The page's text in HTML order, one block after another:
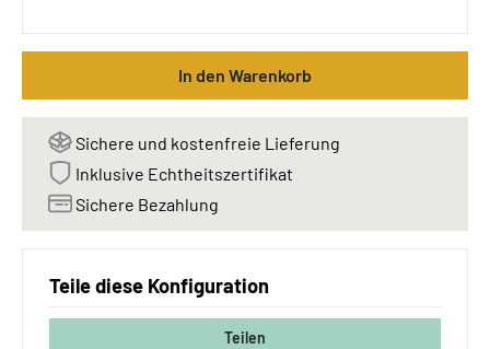
In den Warenkorb
Sichere und kostenfreie Lieferung
Inklusive Echtheitszertifikat
Sichere Bezahlung
Teile diese Konfiguration
Teilen